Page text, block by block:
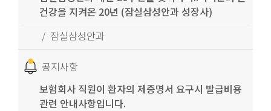
건강을 지켜온 20년 (잠실삼성안과 성장사)
잠실삼성안과
공지사항
보험회사 직원이 환자의 제증명서 요구시 발급비용
관련 안내사항입니다.